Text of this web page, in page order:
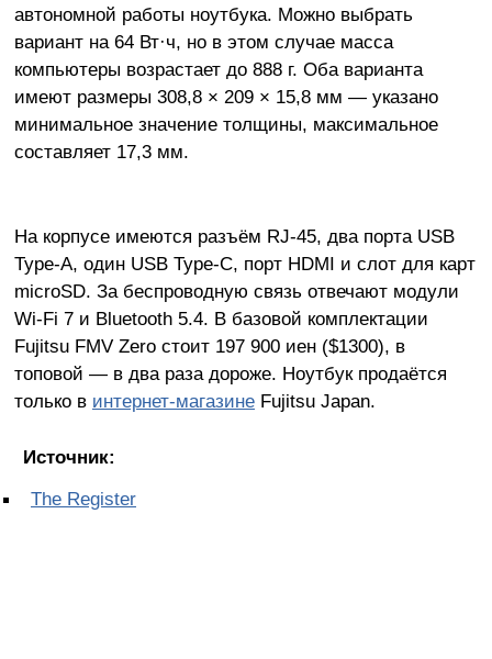
автономной работы ноутбука. Можно выбрать
вариант на 64 Вт·ч, но в этом случае масса
компьютеры возрастает до 888 г. Оба варианта
имеют размеры 308,8 × 209 × 15,8 мм — указано
минимальное значение толщины, максимальное
составляет 17,3 мм.
На корпусе имеются разъём RJ-45, два порта USB
Type-A, один USB Type-C, порт HDMI и слот для карт
microSD. За беспроводную связь отвечают модули
Wi-Fi 7 и Bluetooth 5.4. В базовой комплектации
Fujitsu FMV Zero стоит 197 900 иен ($1300), в
топовой — в два раза дороже. Ноутбук продаётся
только в интернет-магазинеFujitsu Japan.
Источник:
The Register